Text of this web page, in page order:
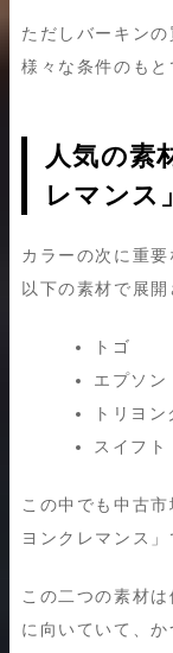
ただしバーキン
様々な条件のもと
人気の素
レマンス
カラーの次に重
以下の素材で展開
トゴ
エプソン
トリヨ
スイフト
この中でも中古
ヨンクレマンス」
この二つの素材
に向いていて、